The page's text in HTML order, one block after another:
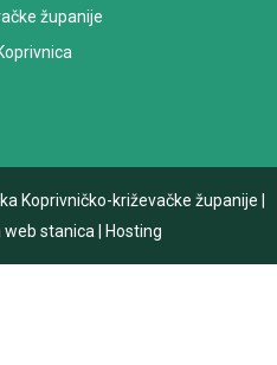
županije
Koprivničko-križevačke županije
web stanica Hosting